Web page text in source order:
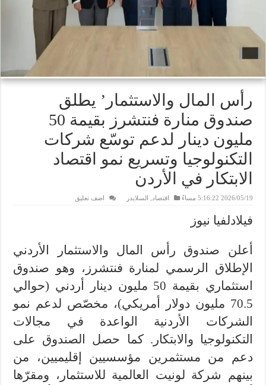
رأس المال والاستثمار’ يطلق
صندوق منارة فنتشرز بقيمة 50
مليون دينار لدعم توسّع شركات
التكنولوجيا وتسريع نمو اقتصاد
الابتكار في الأردن
2026/05/19 5:16:22 مساءً اقتصاد السلايدر اضف تعليق
فيلادلفيا نيوز
أعلن صندوق رأس المال والاستثمار الأردني
الإطلاق الرسمي لمنارة فنتشرز، وهو صندوق
استثماري بقيمة 50 مليون دينار أردني (حوالي
70.5 مليون دولار أمريكي)، مخصّص لدعم نمو
الشركات الأردنية الواعدة في مجالات
التكنولوجيا والابتكار. كما حصل الصندوق على
دعم من مستثمرين مؤسسيين إقليميين، من
بينهم شركة لونيت العالمية للاستثمار، ومقرّها